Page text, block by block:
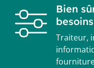
Bien
Traiteur,